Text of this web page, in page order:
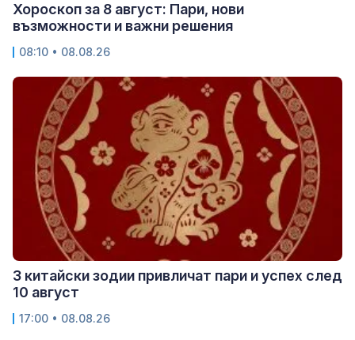
Хороскоп за 8 август: Пари, нови
възможности и важни решения
08:10 • 08.08.26
3 китайски зодии привличат пари и успех след
10 август
17:00 • 08.08.26